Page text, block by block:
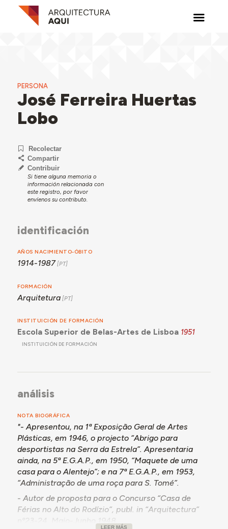
PERSONA
José Ferreira Huertas
Lobo
Recolectar
Compartir
Contribuir
Si tiene alguna memoria o
información relacionada con
este registro, por favor
envíenos su contributo.
identificación
AÑOS NACIMIENTO-ÓBITO
1914-1987
FORMACIÓN
Arquitetura
INSTITUICIÓN DE FORMACIÓN
Escola Superior de Belas-Artes de Lisboa 1951
INSTITUICIÓN DE FORMACIÓN
análisis
NOTA BIOGRÁFICA
"- Apresentou, na 1ª Exposição Geral de Artes
Plásticas, em 1946, o projecto “Abrigo para
desportistas na Serra da Estrela”. Apresentaria
ainda, na 5ª E.G.A.P., em 1950, “Maquete de uma
casa para o Alentejo”; e na 7ª E.G.A.P., em 1953,
“Administração de uma roça para S. Tomé”.
- Autor de proposta para o Concurso “Casa de
Férias no Alto do Rodízio”, publ. in “Arquitectura”
LEER MÁS